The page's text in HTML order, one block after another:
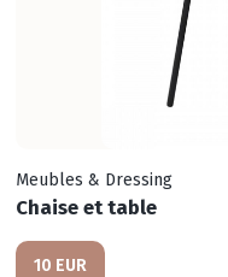
Meubles & Dressing
Chaise et table
10 EUR